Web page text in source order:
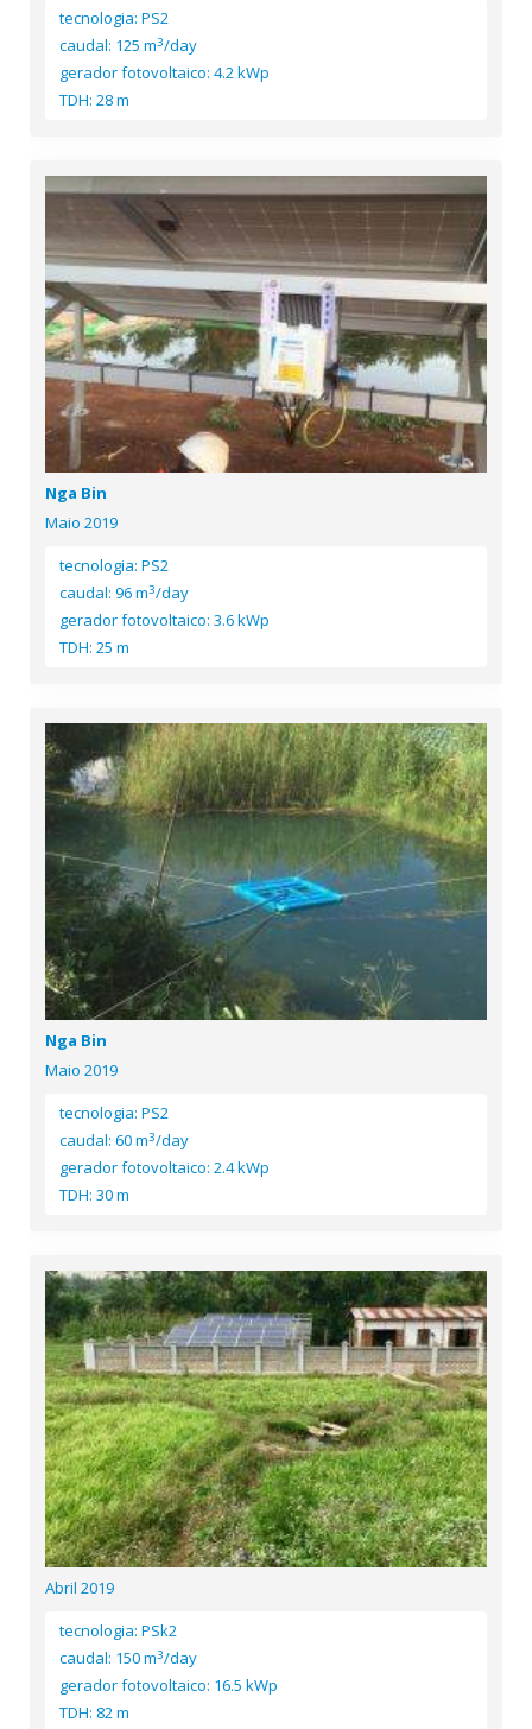
tecnologia: PS2
caudal: 125 m3/day
gerador fotovoltaico: 4.2 kWp
TDH: 28 m
Nga Bin
Maio 2019
tecnologia: PS2
caudal: 96 m3/day
gerador fotovoltaico: 3.6 kWp
TDH: 25 m
Nga Bin
Maio 2019
tecnologia: PS2
caudal: 60 m3/day
gerador fotovoltaico: 2.4 kWp
TDH: 30 m
Abril 2019
tecnologia: PSk2
caudal: 150 m3/day
gerador fotovoltaico: 16.5 kWp
TDH: 82 m